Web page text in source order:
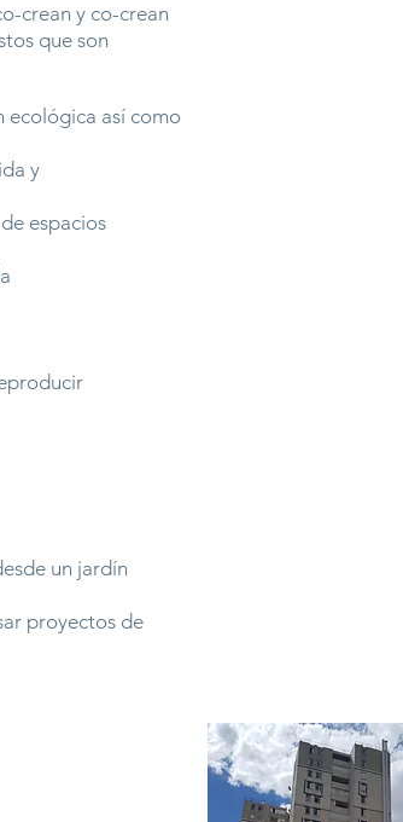
crean y co-crean
que son
ecológica así como
y
espacios
un jardín
proyectos de